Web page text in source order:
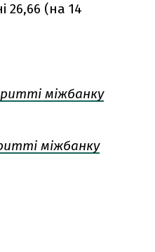
26,66 (на 14
міжбанку
міжбанку